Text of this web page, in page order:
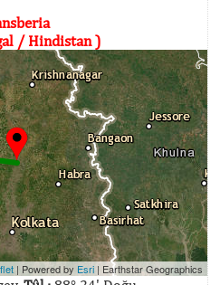
/ Hindistan )
| Powered by Esri | Earthstar Geographics